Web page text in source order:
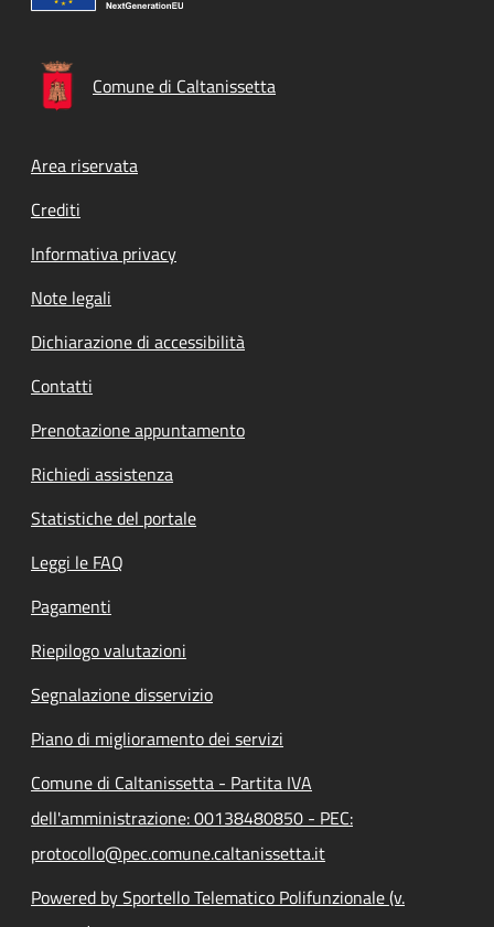
Comune di Caltanissetta
Footer menu
Area riservata
Crediti
Informativa privacy
Note legali
Dichiarazione di accessibilità
Contatti
Prenotazione appuntamento
Richiedi assistenza
Statistiche del portale
Leggi le FAQ
Pagamenti
Riepilogo valutazioni
Segnalazione disservizio
Piano di miglioramento dei servizi
Comune di Caltanissetta - Partita IVA
dell'amministrazione: 00138480850 - PEC:
protocollo@pec.comune.caltanissetta.it
Powered by Sportello Telematico Polifunzionale (v.